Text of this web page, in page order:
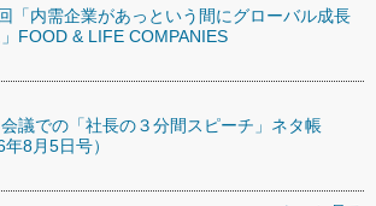
「内需企業があっという間にグローバル成長
FOOD & LIFE COMPANIES
議での「社長の３分間スピーチ」ネタ帳
年8月5日号）